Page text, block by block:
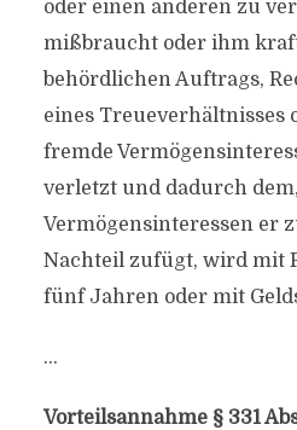
oder einen anderen zu
mißbraucht oder ihm kraft
behördlichen Auftrags,
eines Treueverhältnisses
fremde
verletzt und dadurch
Vermögensinteressen er
Nachteil zufügt, wird mit
fünf Jahren oder mit
…
Vorteilsannahme § 331